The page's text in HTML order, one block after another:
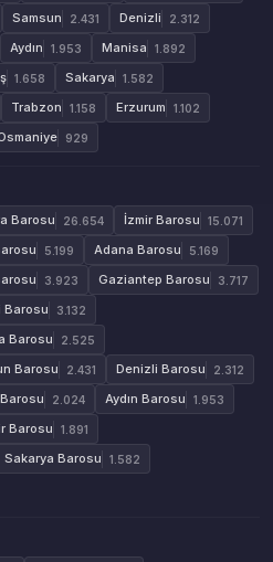
Samsun 2.431 Denizli 2.312
Aydın 1.953 Manisa 1.892
1.658 Sakarya 1.582
Trabzon 1.158 Erzurum 1.102
929
Barosu 26.654 İzmir Barosu 15.071
5.199 Adana Barosu 5.169
3.923 Gaziantep Barosu 3.717
Barosu 3.132
Barosu 2.525
Barosu 2.431 Denizli Barosu 2.312
2.024 Aydın Barosu 1.953
Barosu 1.891
Sakarya Barosu 1.582